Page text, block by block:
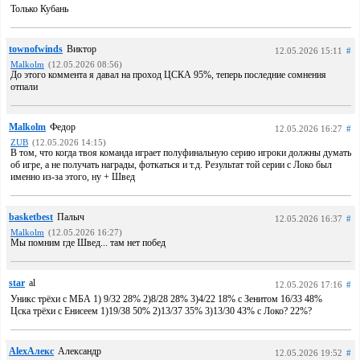
Только Кубань
townofwinds Виктор 12.05.2026 15:11 #
Malkolm (12.05.2026 08:56)
До этого коммента я давал на проход ЦСКА 95%, теперь последние сомнения
отпали
Malkolm Федор 12.05.2026 16:27 #
ZUB (12.05.2026 14:15)
В том, что когда твоя команда играет полуфинальную серию игроки должны думать
об игре, а не получать награды, фоткаться и т.д. Результат той серии с Локо был
именно из-за этого, ну + Швед
basketbest Палыч 12.05.2026 16:37 #
Malkolm (12.05.2026 16:27)
Мы помним где Швед... там нет побед
star al 12.05.2026 17:16 #
Уникс трёхи с МБА 1) 9/32 28% 2)8/28 28% 3)4/22 18% с Зенитом 16/33 48%
Цска трёхи с Енисеем 1)19/38 50% 2)13/37 35% 3)13/30 43% с Локо? 22%?
AlexАлекс Александр 12.05.2026 19:52 #